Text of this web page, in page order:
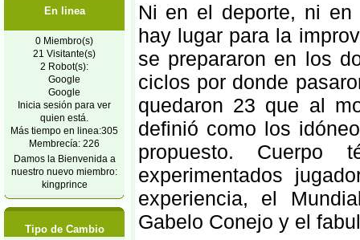
En linea
0 Miembro(s)
21 Visitante(s)
2 Robot(s):
Google
Google
Inicia sesión para ver
quien está.
Más tiempo en linea:305
Membrecía: 226
Damos la Bienvenida a
nuestro nuevo miembro:
kingprince
Tipo de Cambio
Ni en el deporte, ni en
hay lugar para la
se prepararon en los
ciclos por donde
quedaron 23 que al
definió como los
propuesto. Cuerpo
experimentados
experiencia, el
Gabelo Conejo y el